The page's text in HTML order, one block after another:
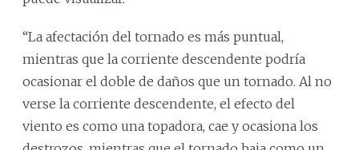
“La afectación del tornado es más puntual,
mientras que la corriente descendente podría
ocasionar el doble de daños que un tornado. Al no
verse la corriente descendente, el efecto del
viento es como una topadora, cae y ocasiona los